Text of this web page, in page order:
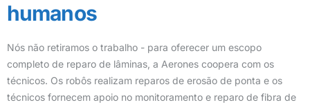
humanos
Nós não retiramos o trabalho - para oferecer um escopo
completo de reparo de lâminas, a Aerones coopera com os
técnicos. Os robôs realizam reparos de erosão de ponta e os
técnicos fornecem apoio no monitoramento e reparo de fibra de